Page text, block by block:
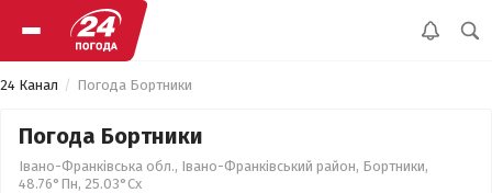
24 Канал Погода Бортники
Погода Бортники
Івано-Франківська обл., Івано-Франківський район, Бортники,
48.76°Пн, 25.03°Сх